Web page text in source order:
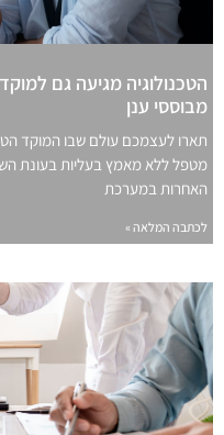
הטכנולוגיה מגיעה גם
מבוססי ענן
תארו לעצמכם עולם שבו המוקד
מטפל ללא מאמץ בעליות בעונת
האחרות במערכת
לכתבה המלאה »